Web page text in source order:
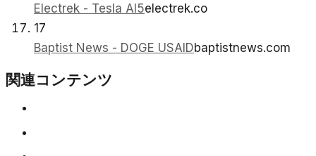
Electrek - Tesla AI5electrek.co
17
Baptist News - DOGE USAIDbaptistnews.com
関連コンテンツ